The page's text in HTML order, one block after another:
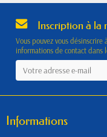
Inscription à la
Vous pouvez vous
informations de contact dans
Informations